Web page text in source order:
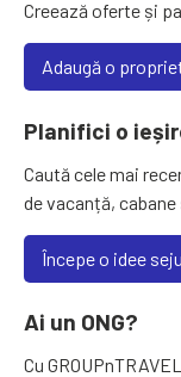
Creează oferte și
Adaugă o
Planifici o
Caută cele mai
de vacanță,
Începe o idee
Ai un ONG?
Cu